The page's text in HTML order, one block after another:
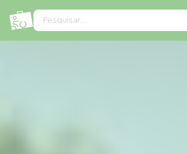
Pesquisar...
Painel de Gerenciamento de Cookies